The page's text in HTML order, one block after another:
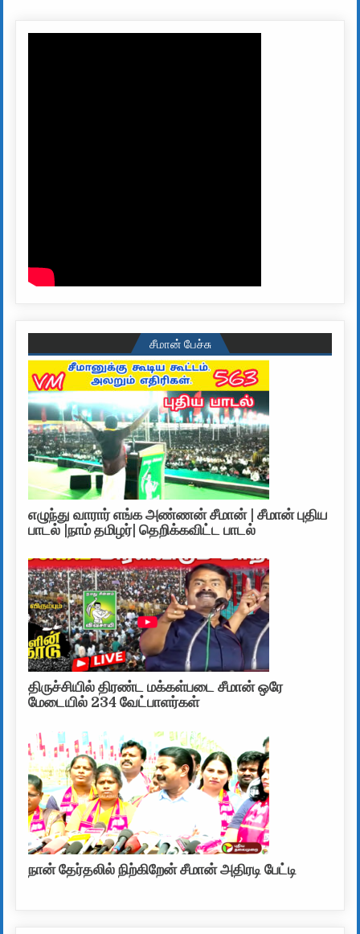
சீமான் பேச்சு
எழுந்து வாரார் எங்க அண்ணன் சீமான் | சீமான் புதிய
பாடல் |நாம் தமிழர்| தெறிக்கவிட்ட பாடல்
திருச்சியில் திரண்ட மக்கள்படை சீமான் ஒரே
மேடையில் 234 வேட்பாளர்கள்
நான் தேர்தலில் நிற்கிறேன் சீமான் அதிரடி பேட்டி